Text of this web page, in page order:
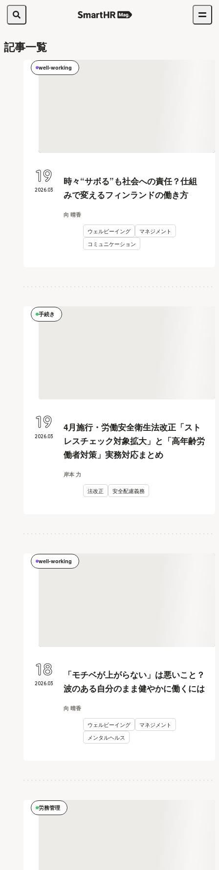
記事一覧
well-working
時々“サボる”も社会への責任？仕組
みで変えるフィンランドの働き方
向 晴香
ウェルビーイング
マネジメント
コミュニケーション
2026.03
19
手続き
4月施行・労働安全衛生法改正「スト
レスチェック対象拡大」と「高年齢労
働者対策」実務対応まとめ
岸本 力
法改正 安全配慮義務
2026.03
19
well-working
「モチベが上がらない」は悪いこと？
波のある自分のまま健やかに働くには
向 晴香
ウェルビーイング
マネジメント
メンタルヘルス
2026.03
18
労務管理